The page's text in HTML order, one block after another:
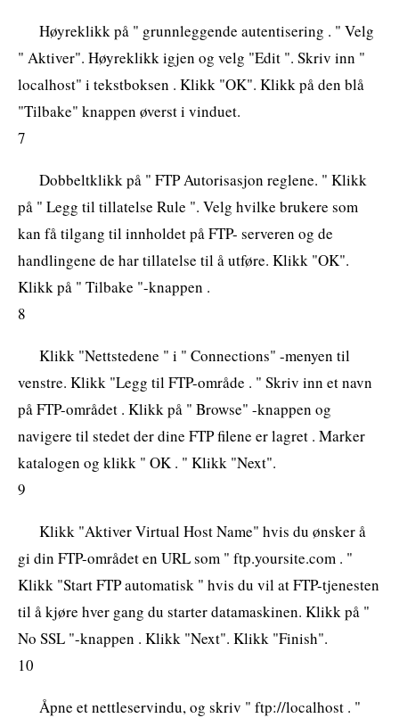
Høyreklikk på " grunnleggende autentisering . " Velg
" Aktiver". Høyreklikk igjen og velg "Edit ". Skriv inn "
localhost" i tekstboksen . Klikk "OK". Klikk på den blå
"Tilbake" knappen øverst i vinduet.
7
Dobbeltklikk på " FTP Autorisasjon reglene. " Klikk
på " Legg til tillatelse Rule ". Velg hvilke brukere som
kan få tilgang til innholdet på FTP- serveren og de
handlingene de har tillatelse til å utføre. Klikk "OK".
Klikk på " Tilbake "-knappen .
8
Klikk "Nettstedene " i " Connections" -menyen til
venstre. Klikk "Legg til FTP-område . " Skriv inn et navn
på FTP-området . Klikk på " Browse" -knappen og
navigere til stedet der dine FTP filene er lagret . Marker
katalogen og klikk " OK . " Klikk "Next".
9
Klikk "Aktiver Virtual Host Name" hvis du ønsker å
gi din FTP-området en URL som " ftp.yoursite.com . "
Klikk "Start FTP automatisk " hvis du vil at FTP-tjenesten
til å kjøre hver gang du starter datamaskinen. Klikk på "
No SSL "-knappen . Klikk "Next". Klikk "Finish".
10
Åpne et nettleservindu, og skriv " ftp://localhost . "